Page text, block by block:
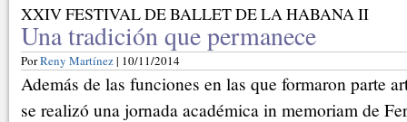
XXIV FESTIVAL DE BALLET DE LA HABANA II
Una tradición que permanece
PorReny Martínez| 10/11/2014
Además de las funciones en las que formaron parte
se realizó una jornada académica in memoriam de